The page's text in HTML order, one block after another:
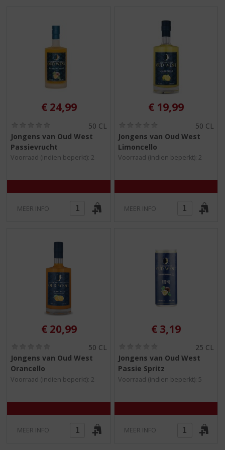
n
a
v
a
t
€ 24,99
,
/
50 CL
Jongens van Oud West
Passievrucht
Voorraad (indien beperkt): 2
MEER INFO
€ 19,99
,
/
50 CL
Jongens van Oud West
Limoncello
Voorraad (indien beperkt): 2
MEER INFO
€ 20,99
,
/
50 CL
Jongens van Oud West
Orancello
Voorraad (indien beperkt): 2
MEER INFO
€ 3,19
,
/
25 CL
Jongens van Oud West
Passie Spritz
Voorraad (indien beperkt): 5
MEER INFO